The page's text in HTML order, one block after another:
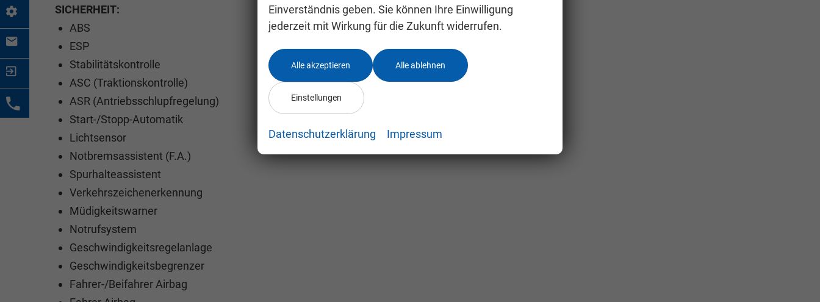
SICHERHEIT:
ABS
ESP
Stabilitätskontrolle
ASC (Traktionskontrolle)
ASR (Antriebsschlupfregelung)
Start-/Stopp-Automatik
Lichtsensor
Notbremsassistent (F.A.)
Spurhalteassistent
Verkehrszeichenerkennung
Müdigkeitswarner
Notrufsystem
Geschwindigkeitsregelanlage
Geschwindigkeitsbegrenzer
Fahrer-/Beifahrer Airbag
Einverständnis geben. Sie können Ihre Einwilligung
jederzeit mit Wirkung für die Zukunft widerrufen.
Alle akzeptieren Alle ablehnen
Einstellungen
Datenschutzerklärung Impressum